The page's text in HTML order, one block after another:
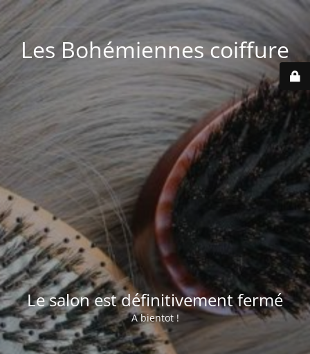
Les Bohémiennes coiffure
Le salon est définitivement fermé
A bientot !